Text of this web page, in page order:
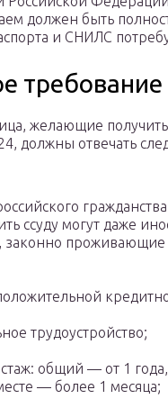
должен быть
и СНИЛС
желающие
должны отвечать
ссуду могут даже
законно проживающие
трудоустройство;
общий — от 1
— более 1 месяца;